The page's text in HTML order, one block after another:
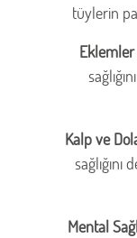
tüylerin
Kalp ve
Mental